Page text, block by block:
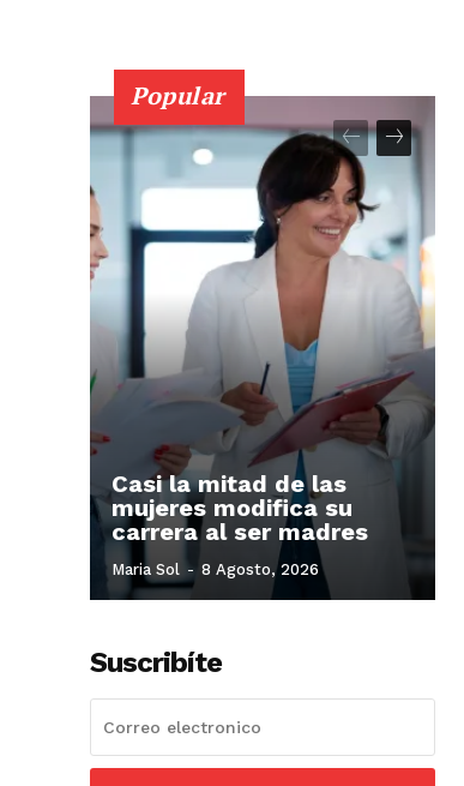
Popular
Casi la mitad de las
mujeres modifica su
carrera al ser madres
Maria Sol - 8 Agosto, 2026
Suscribíte